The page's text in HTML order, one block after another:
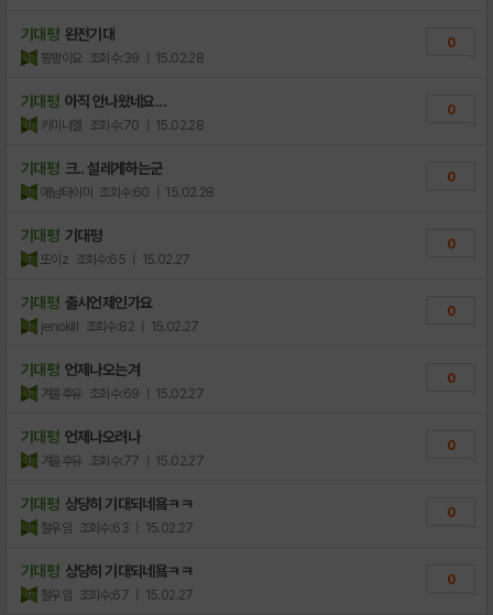
기대평 완전기대
팡팡이요 조회수:39 | 15.02.28
0
기대평 아직 안나왔네요...
키미나엘 조회수:70 | 15.02.28
0
기대평 크.. 설레게하는군
애남타이미 조회수:60 | 15.02.28
0
기대평 기대평
또이z 조회수:65 | 15.02.27
0
기대평 출시언제인가요
jenokill 조회수:82 | 15.02.27
0
기대평 언제나오는겨
겨울후유 조회수:69 | 15.02.27
0
기대평 언제나오려나
겨울후유 조회수:77 | 15.02.27
0
기대평 상당히 기대되네욬ㅋㅋ
철우임 조회수:63 | 15.02.27
0
기대평 상당히 기대되네욬ㅋㅋ
철우임 조회수:67 | 15.02.27
0